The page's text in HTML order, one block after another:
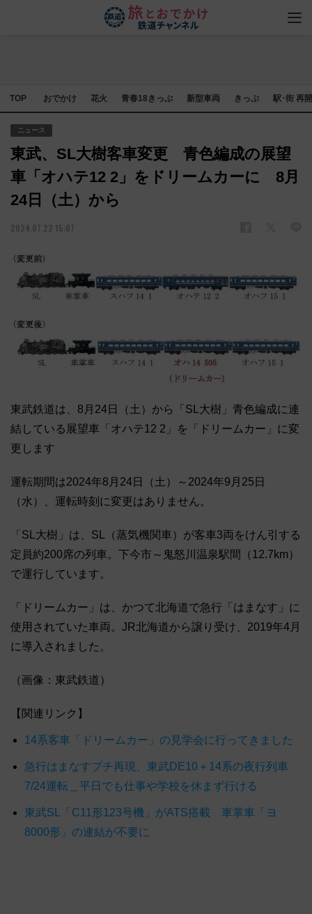
TOP おでかけ 花火 青春18きっぷ 新型車両 きっぷ 駅･街 再
ニュース
東武、SL大樹客車変更 青色編成の展望
車「オハテ12 2」をドリームカーに 8月
24日（土）から
2024.07.22 15:07
東武鉄道は、8月24日（土）から「SL大樹」青色編成に連
結している展望車「オハテ12 2」を「ドリームカー」に変
更します
運転期間は2024年8月24日（土）～2024年9月25日
（水）、運転時刻に変更はありません。
「SL大樹」は、SL（蒸気機関車）が客車3両をけん引する
定員約200席の列車。下今市～鬼怒川温泉駅間（12.7km）
で運行しています。
「ドリームカー」は、かつて北海道で急行「はまなす」に
使用されていた車両。JR北海道から譲り受け、2019年4月
に導入されました。
（画像：東武鉄道）
【関連リンク】
14系客車「ドリームカー」の見学会に行ってきました
急行はまなすプチ再現、東武DE10＋14系の夜行列車
7/24運転＿平日でも仕事や学校を休まず行ける
東武SL「C11形123号機」がATS搭載 車掌車「ヨ
8000形」の連結が不要に